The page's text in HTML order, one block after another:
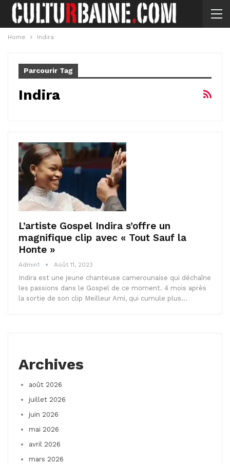
Home Indira
Parcourir Tag
Indira
L’artiste Gospel Indira s’offre un
magnifique clip avec « Tout Sauf la
Honte »
Admin1 Août 11, 2023
Indira est une jeune chanteuse camerounaise qui déchaîne
les passions dans le Gospel de ce moment. 4 mois après
la sortie de son clip Meilleur Ami, qui cumule plus…
Archives
août 2026
juillet 2026
juin 2026
mai 2026
avril 2026
mars 2026